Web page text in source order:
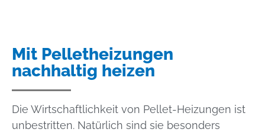
Mit Pelletheizungen
nachhaltig heizen
Die Wirtschaftlichkeit von Pellet-Heizungen ist
unbestritten. Natürlich sind sie besonders